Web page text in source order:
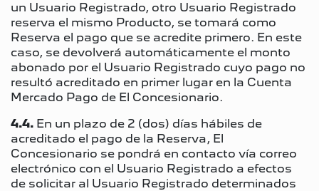
un Usuario Registrado, otro Usuario Registrado
reserva el mismo Producto, se tomará como
Reserva el pago que se acredite primero. En este
caso, se devolverá automáticamente el monto
abonado por el Usuario Registrado cuyo pago no
resultó acreditado en primer lugar en la Cuenta
Mercado Pago de El Concesionario.
4.4. En un plazo de 2 (dos) días hábiles de
acreditado el pago de la Reserva, El
Concesionario se pondrá en contacto vía correo
electrónico con el Usuario Registrado a efectos
de solicitar al Usuario Registrado determinados